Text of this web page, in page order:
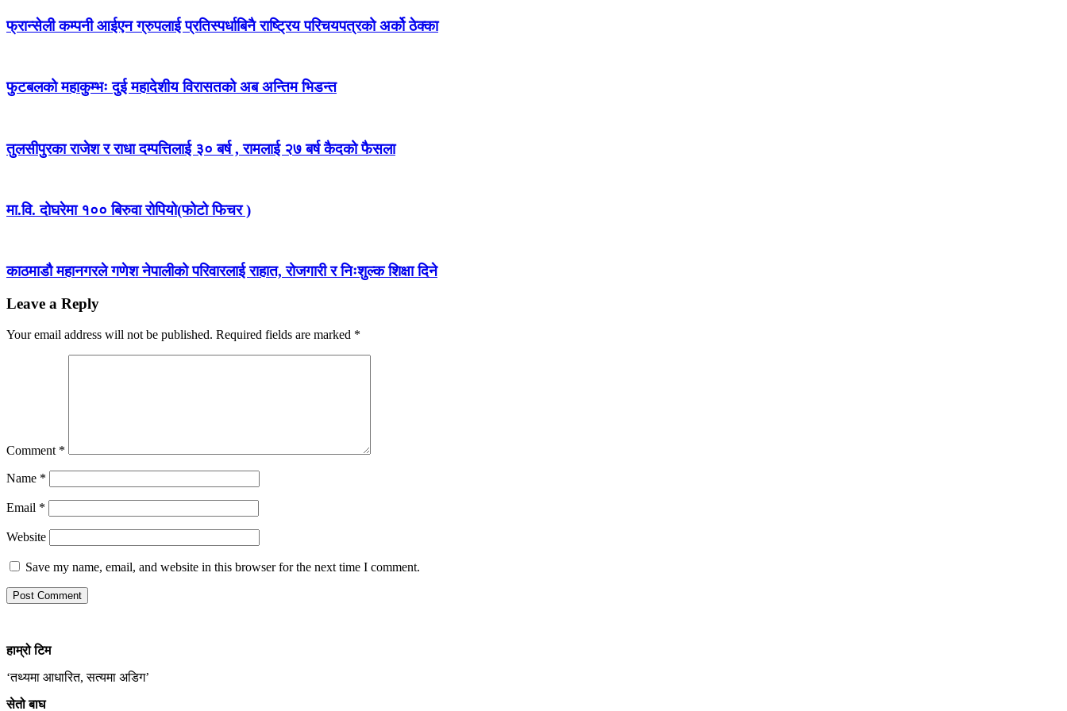
फ्रान्सेली कम्पनी आईएन ग्रुपलाई प्रतिस्पर्धाबिनै राष्ट्रिय परिचयपत्रको अर्को ठेक्का
फुटबलको महाकुम्भः दुई महादेशीय विरासतको अब अन्तिम भिडन्त
तुलसीपुरका राजेश र राधा दम्पत्तिलाई ३० बर्ष , रामलाई २७ बर्ष कैदको फैसला
मा.वि. दोघरेमा १०० बिरुवा रोपियो(फोटो फिचर )
काठमाडौ महानगरले गणेश नेपालीको परिवारलाई राहात, रोजगारी र निःशुल्क शिक्षा दिने
Leave a Reply
Your email address will not be published. Required fields are marked *
Comment *
Name *
Email *
Website
Save my name, email, and website in this browser for the next time I comment.
हाम्रोटिम
‘तथ्यमा आधारित, सत्यमा अडिग’
सेतो बाघ